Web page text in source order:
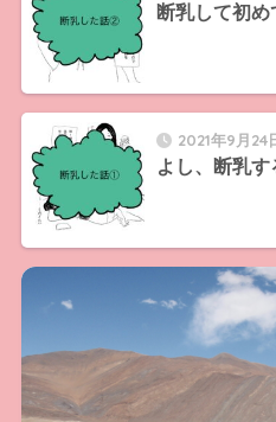
断乳して初
2021年9月24
よし、断乳